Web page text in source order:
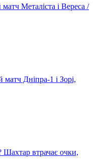
Металіста і Вереса /
Дніпра-1 і Зорі,
втрачає очки,